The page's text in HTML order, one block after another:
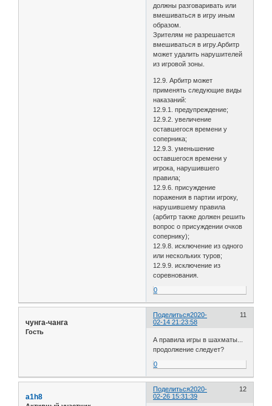
должны разговаривать или
вмешиваться в игру иным
образом.
Зрителям не разрешается
вмешиваться в игру.Арбитр
может удалить нарушителей
из игровой зоны.
12.9. Арбитр может
применять следующие виды
наказаний:
12.9.1. предупреждение;
12.9.2. увеличение
оставшегося времени у
соперника;
12.9.3. уменьшение
оставшегося времени у
игрока, нарушившего
правила;
12.9.6. присуждение
поражения в партии игроку,
нарушившему правила
(арбитр также должен решить
вопрос о присуждении очков
сопернику);
12.9.8. исключение из одного
или нескольких туров;
12.9.9. исключение из
соревнования.
0
Поделиться 11
2020-
02-14 21:23:58
чунга-чанга
Гость
А правила игры в шахматы...
продолжение следует?
0
Поделиться 12
2020-
02-26 15:31:39
a1h8